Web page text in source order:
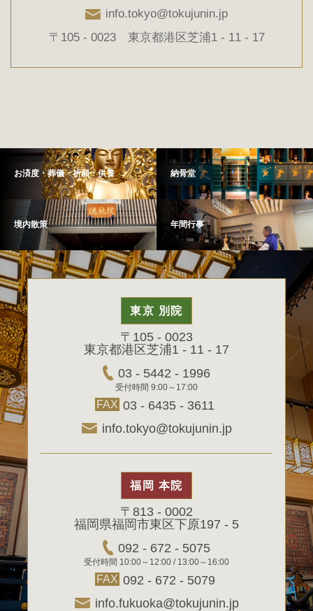
info.tokyo@tokujunin.jp
〒105 - 0023 東京都港区芝浦1 - 11 - 17
お済度・葬儀・祈願・供養 納骨堂
境内散策 年間行事
東京 別院
〒105 - 0023
東京都港区芝浦1 - 11 - 17
03 - 5442 - 1996
受付時間 9:00～17:00
FAX 03 - 6435 - 3611
info.tokyo@tokujunin.jp
福岡 本院
〒813 - 0002
福岡県福岡市東区下原197 - 5
092 - 672 - 5075
受付時間 10:00～12:00 / 13:00～16:00
FAX 092 - 672 - 5079
info.fukuoka@tokujunin.jp